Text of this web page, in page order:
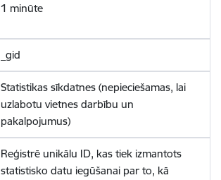
1 minūte
_gid
Statistikas sīkdatnes (nepieciešamas, lai
uzlabotu vietnes darbību un
pakalpojumus)
Reģistrē unikālu ID, kas tiek izmantots
statistisko datu iegūšanai par to, kā